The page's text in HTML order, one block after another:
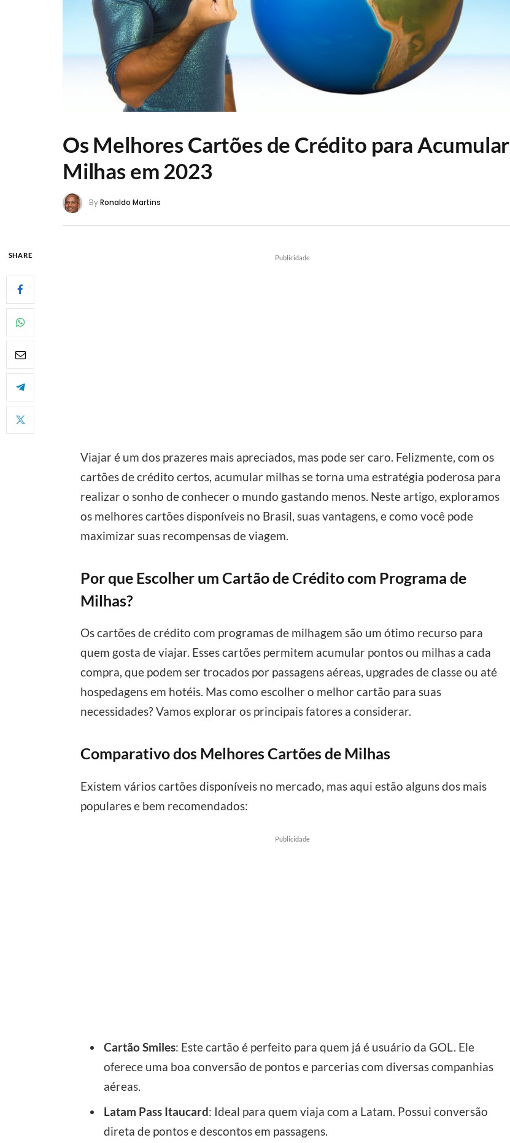
Os Melhores Cartões de Crédito para Acumular
Milhas em 2023
ByRonaldo Martins
SHARE Publicidade
Viajar é um dos prazeres mais apreciados, mas pode ser caro. Felizmente, com os
cartões de crédito certos, acumular milhas se torna uma estratégia poderosa para
realizar o sonho de conhecer o mundo gastando menos. Neste artigo, exploramos
os melhores cartões disponíveis no Brasil, suas vantagens, e como você pode
maximizar suas recompensas de viagem.
Por que Escolher um Cartão de Crédito com Programa de
Milhas?
Os cartões de crédito com programas de milhagem são um ótimo recurso para
quem gosta de viajar. Esses cartões permitem acumular pontos ou milhas a cada
compra, que podem ser trocados por passagens aéreas, upgrades de classe ou até
hospedagens em hotéis. Mas como escolher o melhor cartão para suas
necessidades? Vamos explorar os principais fatores a considerar.
Comparativo dos Melhores Cartões de Milhas
Existem vários cartões disponíveis no mercado, mas aqui estão alguns dos mais
populares e bem recomendados:
Publicidade
Cartão Smiles: Este cartão é perfeito para quem já é usuário da GOL. Ele
oferece uma boa conversão de pontos e parcerias com diversas companhias
aéreas.
Latam Pass Itaucard: Ideal para quem viaja com a Latam. Possui conversão
direta de pontos e descontos em passagens.